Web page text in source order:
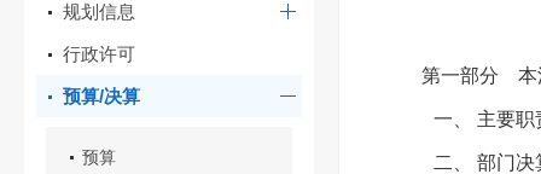
规划信息
行政许可
预算/决算
预算
第一部分 本
一、 主要职
二、 部门